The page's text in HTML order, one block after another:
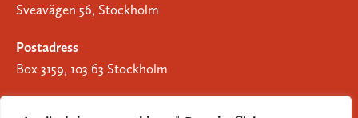
Sveavägen 56, Stockholm
Postadress
Box 3159, 103 63 Stockholm